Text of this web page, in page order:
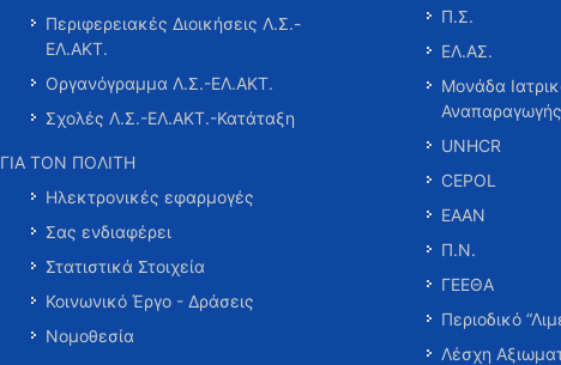
Περιφερειακές Διοικήσεις Λ.Σ.-
ΕΛ.ΑΚΤ.
Οργανόγραμμα Λ.Σ.-ΕΛ.ΑΚΤ.
Σχολές Λ.Σ.-ΕΛ.ΑΚΤ.-Κατάταξη
ΓΙΑ ΤΟΝ ΠΟΛΙΤΗ
Ηλεκτρονικές εφαρμογές
Σας ενδιαφέρει
Στατιστικά Στοιχεία
Κοινωνικό Έργο - Δράσεις
Νομοθεσία
Π.Σ.
ΕΛ.ΑΣ.
Μονάδα
Αναπαραγωγής
UNHCR
CEPOL
ΕΑΑΝ
Π.Ν.
ΓΕΕΘΑ
Περιοδικό
Λέσχη